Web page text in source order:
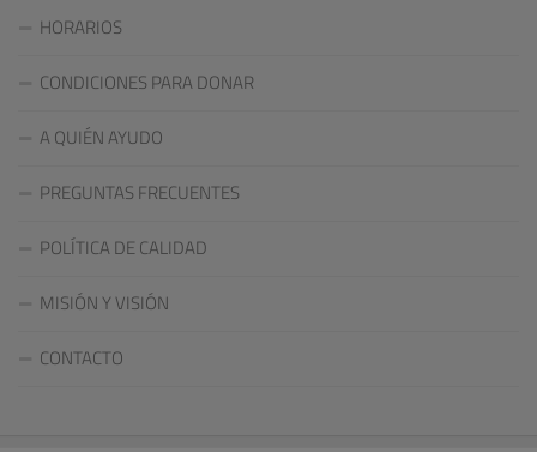
HORARIOS
CONDICIONES PARA DONAR
A QUIÉN AYUDO
PREGUNTAS FRECUENTES
POLÍTICA DE CALIDAD
MISIÓN Y VISIÓN
CONTACTO